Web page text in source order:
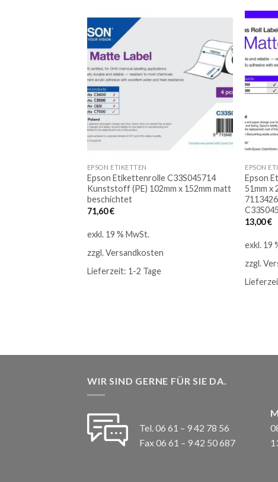
Auf
die
Merkliste
EPSON ETIKETTEN
Epson Etikettenrolle C33S045714
Kunststoff (PE) 102mm x 152mm matt
beschichtet
71,60€
exkl. 19 % MwSt.
zzgl.Versandkosten
Lieferzeit: 1-2 Tage
EPSON
Epson
51mm x
13,00€
exkl. 19
zzgl.
WIR SIND GERNE FÜR SIE DA.
Tel. 06 61 – 9 42 78 56
Fax 06 61 – 9 42 50 687